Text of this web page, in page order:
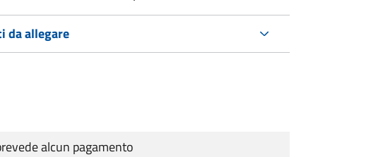
da allegare
alcun pagamento